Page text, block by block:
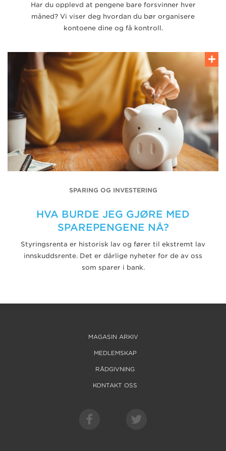
Har du opplevd at pengene bare forsvinner hver
måned? Vi viser deg hvordan du bør organisere
kontoene dine og få kontroll.
SPARING OG INVESTERING
HVA BURDE JEG GJØRE MED
SPAREPENGENE NÅ?
Styringsrenta er historisk lav og fører til ekstremt lav
innskuddsrente. Det er dårlige nyheter for de av oss
som sparer i bank.
MAGASIN ARKIV
MEDLEMSKAP
RÅDGIVNING
KONTAKT OSS